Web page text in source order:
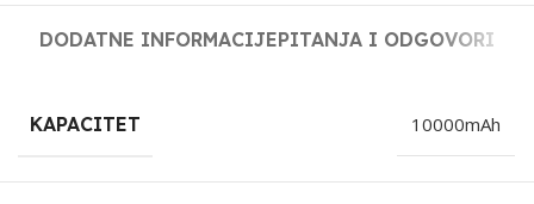
DODATNE INFORMACIJEPITANJA I ODGOVORI
KAPACITET 10000mAh